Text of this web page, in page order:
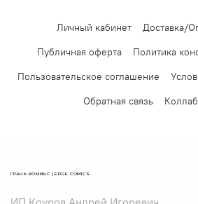
Личный кабинет Доставка/
Публичная оферта
Политика
Пользовательское соглашение
Обратная связь
ГРАНЬ КОМИКС | EDGE COMICS